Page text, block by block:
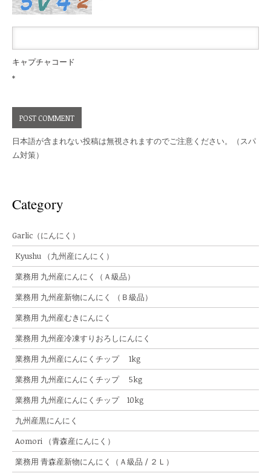
キャプチャコード
*
日本語が含まれない投稿は無視されますのでご注意ください。（スパ
ム対策）
Category
Garlic（にんにく）
Kyushu （九州産にんにく）
業務用 九州産にんにく（Ａ級品）
業務用 九州産新物にんにく （Ｂ級品）
業務用 九州産むきにんにく
業務用 九州産冷凍すりおろしにんにく
業務用 九州産にんにくチップ 1kg
業務用 九州産にんにくチップ 5kg
業務用 九州産にんにくチップ 10kg
九州産黒にんにく
Aomori （青森産にんにく）
業務用 青森産新物にんにく（Ａ級品 / ２Ｌ）